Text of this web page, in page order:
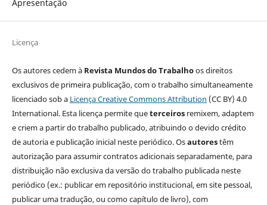
Apresentação
Licença
Os autores cedem à Revista Mundos do Trabalhoos direitos
exclusivos de primeira publicação, com o trabalho simultaneamente
licenciado sob a Licença Creative Commons Attribution (CC BY) 4.0
International. Esta licença permite queterceirosremixem, adaptem
e criem a partir do trabalho publicado, atribuindo o devido crédito
de autoria e publicação inicial neste periódico. Osautorestêm
autorização para assumir contratos adicionais separadamente, para
distribuição não exclusiva da versão do trabalho publicada neste
periódico (ex.: publicar em repositório institucional, em site pessoal,
publicar uma tradução, ou como capítulo de livro), com